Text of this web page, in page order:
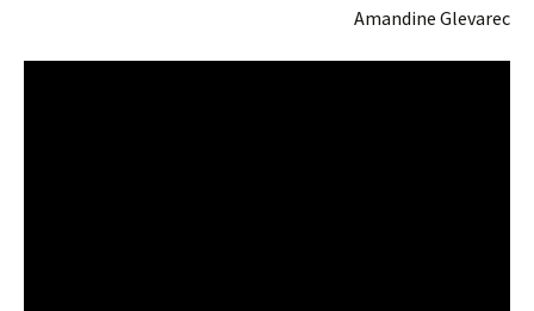
Amandine Glevarec